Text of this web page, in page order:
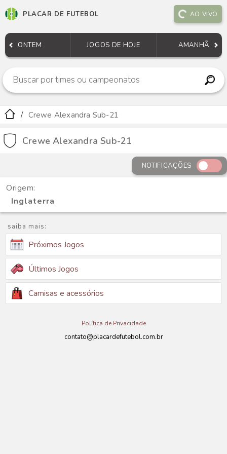
PLACAR DE FUTEBOL AO VIVO
ONTEM JOGOS DE HOJE AMANHÃ
Crewe Alexandra Sub-21
Crewe Alexandra Sub-21
NOTIFICAÇÕES
Origem:
Inglaterra
saiba mais:
Próximos Jogos
Últimos Jogos
Camisas e acessórios
Política de Privacidade
contato@placardefutebol.com.br